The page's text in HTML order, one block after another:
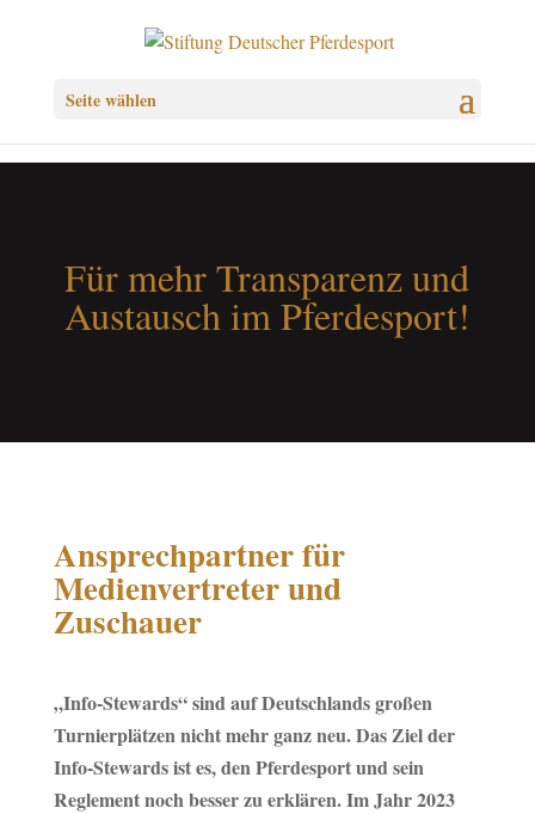
Seite wählen
Für mehr Transparenz und
Austausch im Pferdesport!
Ansprechpartner für
Medienvertreter und
Zuschauer
„Info-Stewards“ sind auf Deutschlands großen
Turnierplätzen nicht mehr ganz neu. Das Ziel der
Info-Stewards ist es, den Pferdesport und sein
Reglement noch besser zu erklären. Im Jahr 2023